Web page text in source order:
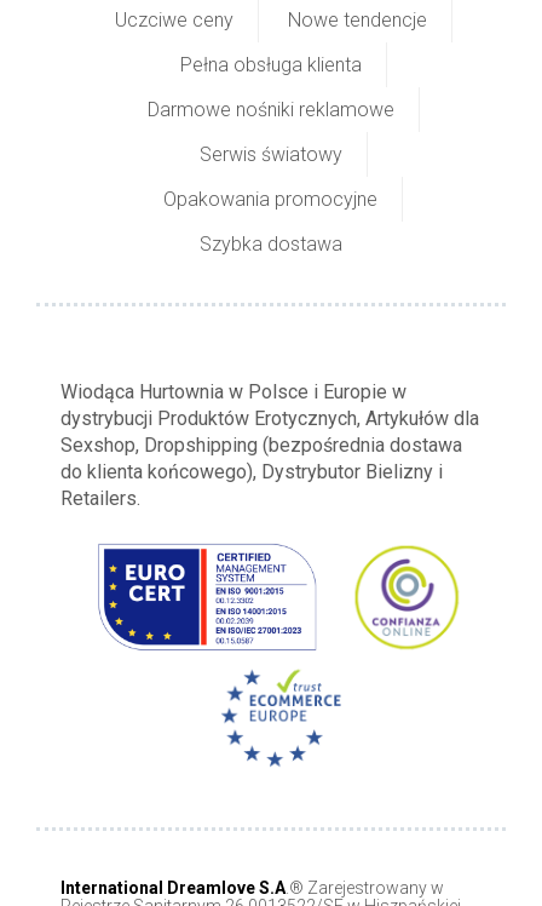
Uczciwe ceny
Nowe tendencje
Pełna obsługa klienta
Darmowe nośniki reklamowe
Serwis światowy
Opakowania promocyjne
Szybka dostawa
Wiodąca Hurtownia w Polsce i Europie w
dystrybucji Produktów Erotycznych, Artykułów dla
Sexshop, Dropshipping (bezpośrednia dostawa
do klienta końcowego), Dystrybutor Bielizny i
Retailers.
International Dreamlove S.A .® Zarejestrowany w